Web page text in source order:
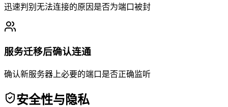
迅速判别无法连接的原因是否为端口被封
服务迁移后确认连通
确认新服务器上必要的端口是否正确监听
安全性与隐私